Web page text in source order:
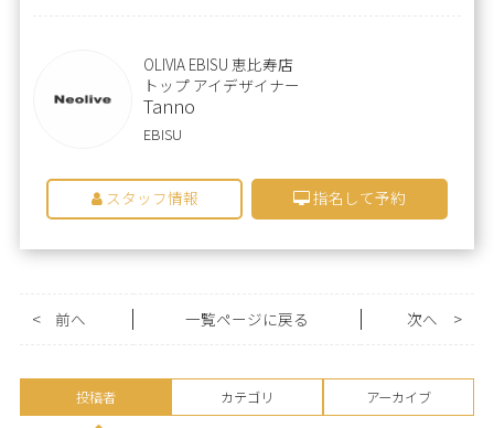
OLIVIA EBISU 恵比寿店
トップ アイデザイナー
Tanno
EBISU
スタッフ情報 指名して予約
< 前へ 一覧ページに戻る >
次へ
投稿者 カテゴリ アーカイブ